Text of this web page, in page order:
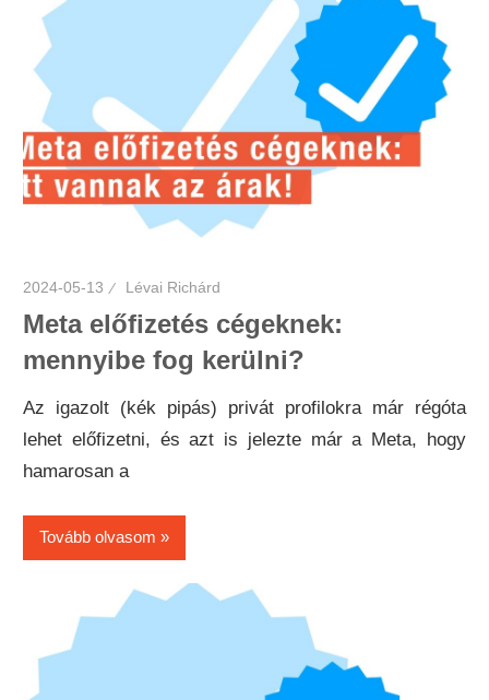
2024-05-13 Lévai Richárd
Meta előfizetés cégeknek:
mennyibe fog kerülni?
Az igazolt (kék pipás) privát profilokra már régóta
lehet előfizetni, és azt is jelezte már a Meta, hogy
hamarosan a
Tovább olvasom